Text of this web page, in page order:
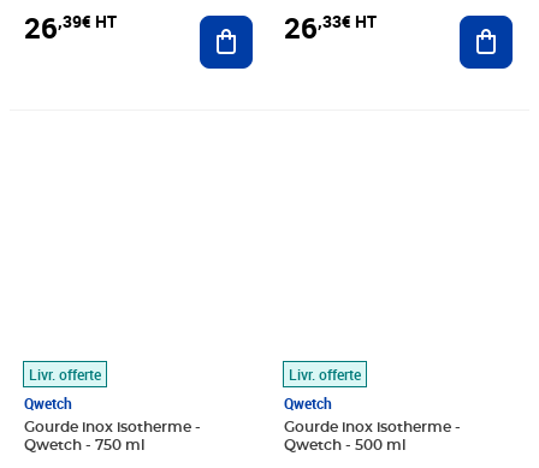
26,39€ HT Ajouter au panier
26,33€ HT
Livr. offerte
Qwetch
Gourde inox isotherme -
Qwetch - 750 ml
Livr. offerte
Qwetch
Gourde inox isotherme -
Qwetch - 500 ml